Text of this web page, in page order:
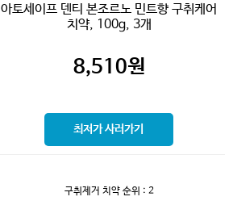
아토세이프 덴티 본조르노 민트향 구취케어
치약, 100g, 3개
8,510원
최저가 사러가기
구취제거 치약순위 : 2